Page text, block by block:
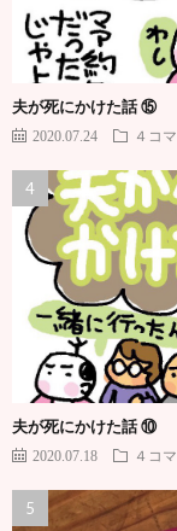
夫が死にかけた話 ⑮
2020.07.24 ４コマ
夫が死にかけた話 ⑩
2020.07.18 ４コマ